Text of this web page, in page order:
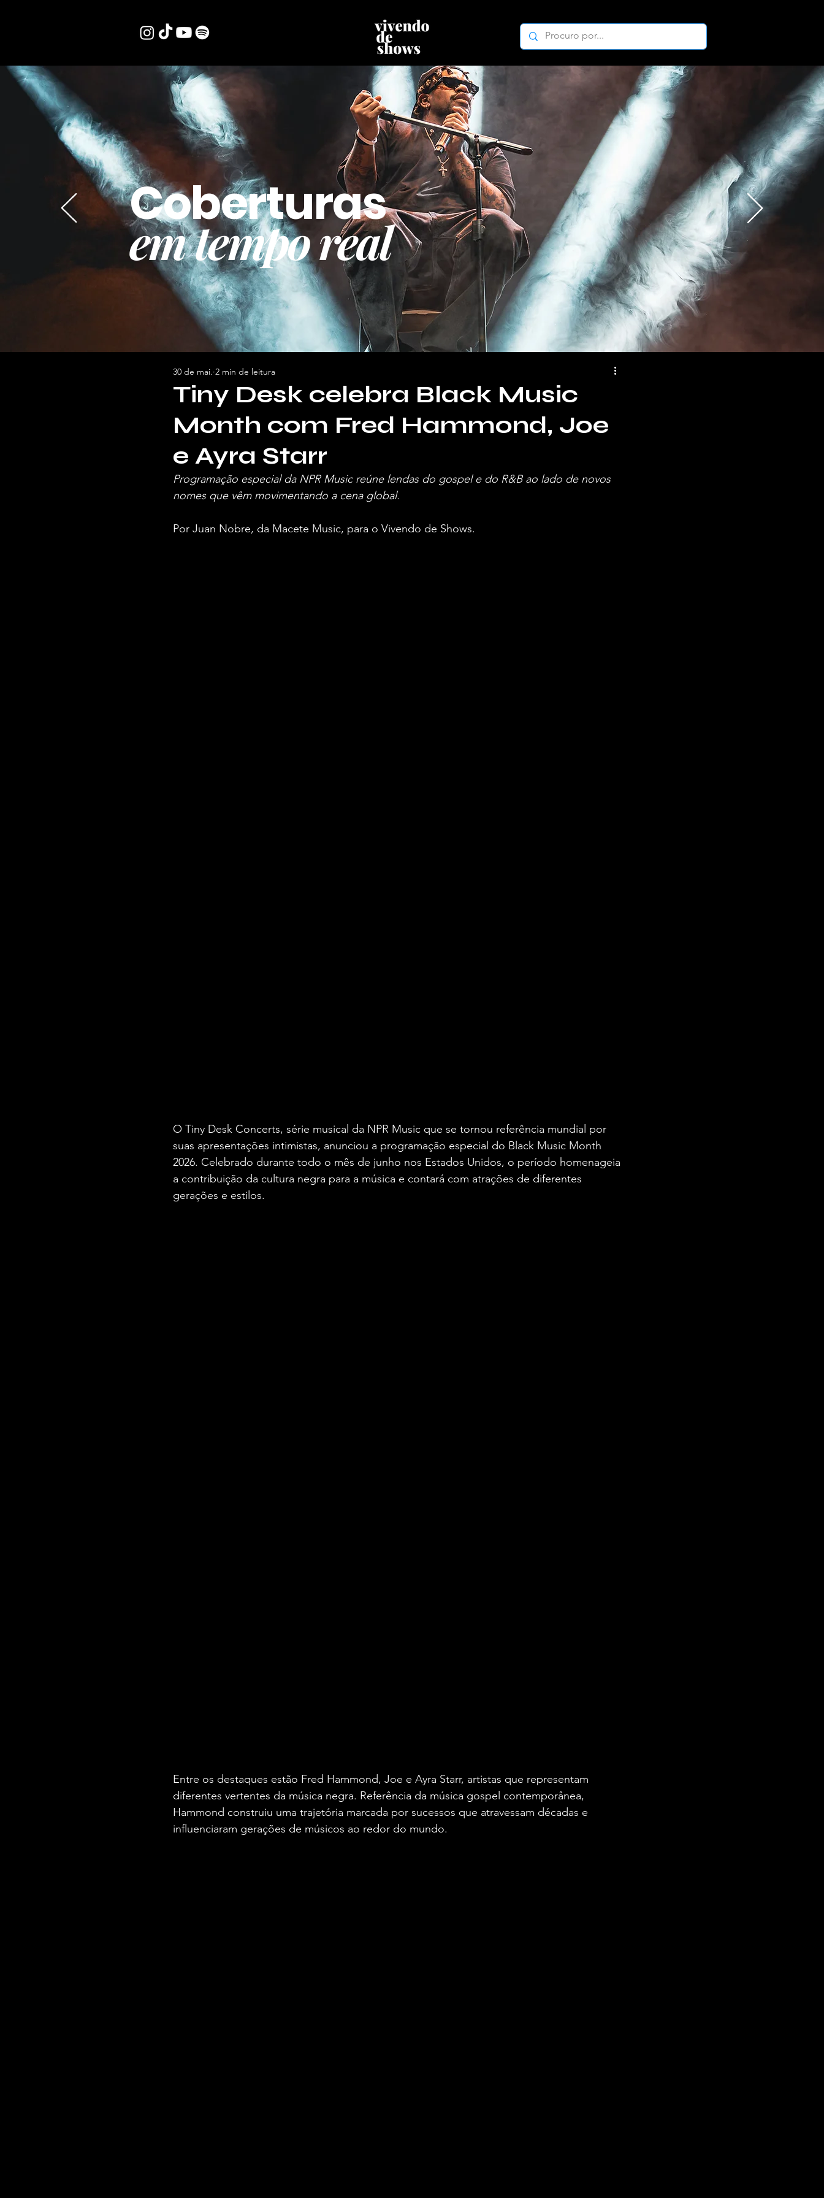
Coberturas
em tempo real
Tiny Desk celebra Black Music
Month com Fred Hammond, Joe
e Ayra Starr
30 de mai. 2 min de leitura
Programação especial da NPR Music reúne lendas do gospel e do R&B ao lado de novos
nomes que vêm movimentando a cena global.
Por Juan Nobre, da Macete Music, para o Vivendo de Shows.
O Tiny Desk Concerts, série musical da NPR Music que se tornou referência mundial por
suas apresentações intimistas, anunciou a programação especial do Black Music Month
2026. Celebrado durante todo o mês de junho nos Estados Unidos, o período homenageia
a contribuição da cultura negra para a música e contará com atrações de diferentes
gerações e estilos.
Entre os destaques estão Fred Hammond, Joe e Ayra Starr, artistas que representam
diferentes vertentes da música negra. Referência da música gospel contemporânea,
Hammond construiu uma trajetória marcada por sucessos que atravessam décadas e
influenciaram gerações de músicos ao redor do mundo.